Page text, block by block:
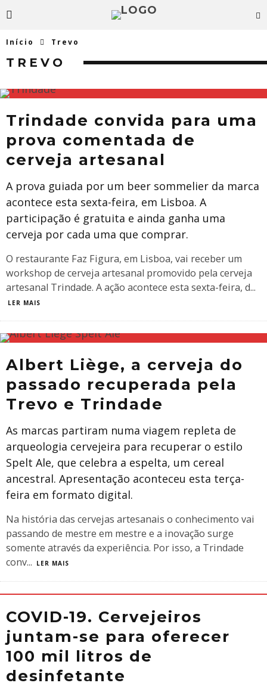
Início Trevo
TREVO
Trindade convida para uma
prova comentada de
cerveja artesanal
A prova guiada por um beer sommelier da marca
acontece esta sexta-feira, em Lisboa. A
participação é gratuita e ainda ganha uma
cerveja por cada uma que comprar.
O restaurante Faz Figura, em Lisboa, vai receber um
workshop de cerveja artesanal promovido pela cerveja
artesanal Trindade. A ação acontece esta sexta-feira, d...
LER MAIS
Albert Liège, a cerveja do
passado recuperada pela
Trevo e Trindade
As marcas partiram numa viagem repleta de
arqueologia cervejeira para recuperar o estilo
Spelt Ale, que celebra a espelta, um cereal
ancestral. Apresentação aconteceu esta terça-
feira em formato digital.
Na história das cervejas artesanais o conhecimento vai
passando de mestre em mestre e a inovação surge
somente através da experiência. Por isso, a Trindade
conv... LER MAIS
COVID-19. Cervejeiros
juntam-se para oferecer
100 mil litros de
desinfetante